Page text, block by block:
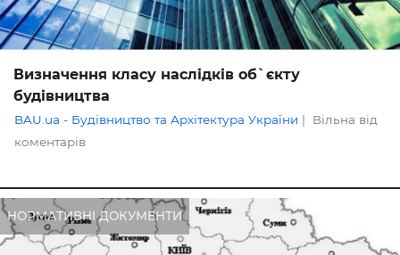
Визначення класу наслідків об`єкту
будівництва
BAU.ua - Будівництво та Архітектура України | Вільна від
коментарів
НОРМАТИВНІ ДОКУМЕНТИ